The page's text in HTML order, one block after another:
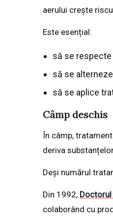
aerului crește
Este esențial:
să se respecte
să se
să se aplice
Câmp deschis
În câmp,
deriva
Deși numărul
Din 1992,
colaborând cu